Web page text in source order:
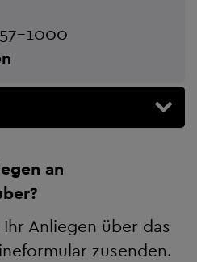
1000
an
Anliegen über das
zusenden.